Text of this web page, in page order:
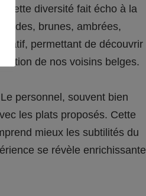
Cette diversité fait écho à la
brunes, ambrées,
permettant de découvrir
de nos voisins belges.
personnel, souvent bien
les plats proposés. Cette
mieux les subtilités du
se révèle enrichissante